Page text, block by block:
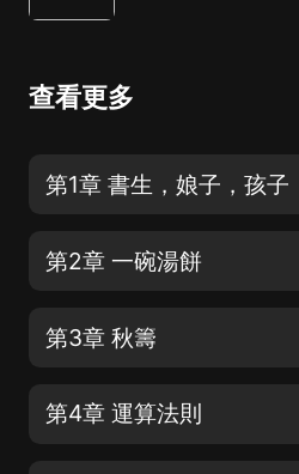
查看更多
第1章 書生，娘子，孩子
第2章 一碗湯餅
第3章 秋籌
第4章 運算法則